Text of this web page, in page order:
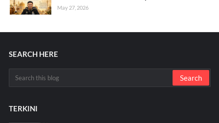
May 27, 2026
SEARCH HERE
TERKINI